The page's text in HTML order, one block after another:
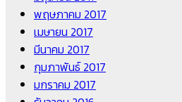
พฤษภาคม 2017
เมษายน 2017
มีนาคม 2017
กุมภาพันธ์ 2017
มกราคม 2017